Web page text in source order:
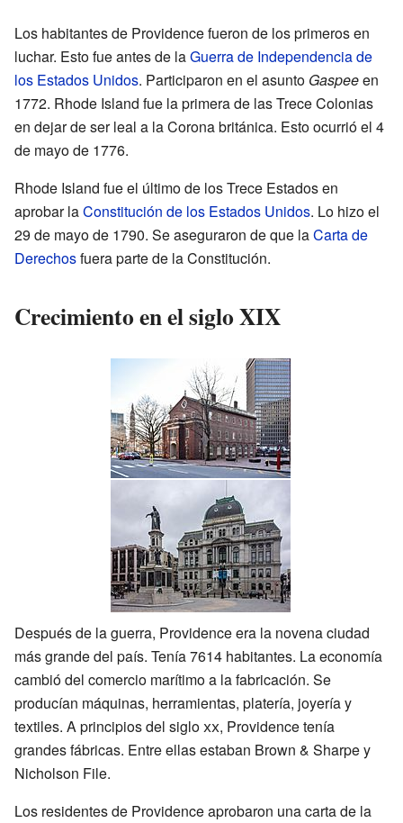
Los habitantes de Providence fueron de los primeros en
luchar. Esto fue antes de laGuerra de Independencia de
los Estados Unidos. Participaron en el asunto Gaspeeen
1772. Rhode Island fue la primera de las Trece Colonias
en dejar de ser leal a la Corona británica. Esto ocurrió el 4
de mayo de 1776.
Rhode Island fue el último de los Trece Estados en
aprobar laConstitución de los Estados Unidos. Lo hizo el
29 de mayo de 1790. Se aseguraron de que laCarta de
Derechosfuera parte de la Constitución.
Crecimiento en el siglo XIX
Después de la guerra, Providence era la novena ciudad
más grande del país. Tenía 7614 habitantes. La economía
cambió del comercio marítimo a la fabricación. Se
producían máquinas, herramientas, platería, joyería y
textiles. A principios del sigloxx, Providence tenía
grandes fábricas. Entre ellas estaban Brown & Sharpe y
Nicholson File.
Los residentes de Providence aprobaron una carta de la